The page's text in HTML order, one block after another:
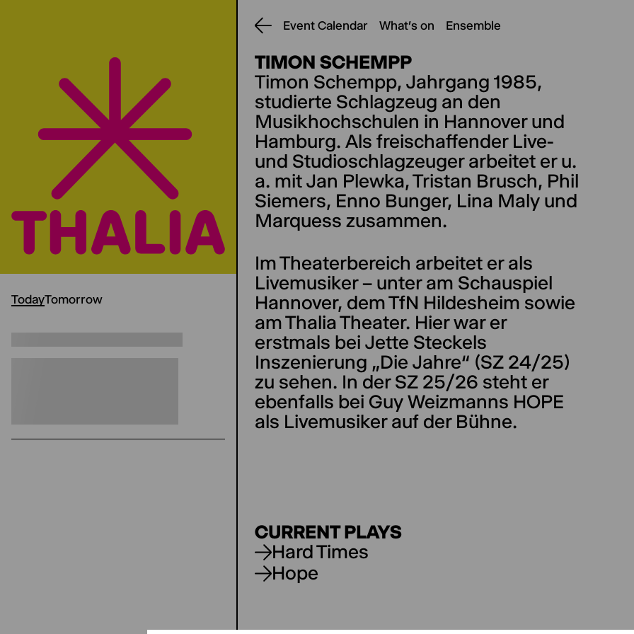
TodayTomorrow
Event Calendar What's on Ensemble
TIMON SCHEMPP
Timon Schempp, Jahrgang 1985,
studierte Schlagzeug an den
Musikhochschulen in Hannover und
Hamburg. Als freischaffender Live-
und Studioschlagzeuger arbeitet er u.
a. mit Jan Plewka, Tristan Brusch, Phil
Siemers, Enno Bunger, Lina Maly und
Marquess zusammen.
Im Theaterbereich arbeitet er als
Livemusiker – unter am Schauspiel
Hannover, dem TfN Hildesheim sowie
am Thalia Theater. Hier war er
erstmals bei Jette Steckels
Inszenierung „Die Jahre“ (SZ 24/25)
zu sehen. In der SZ 25/26 steht er
ebenfalls bei Guy Weizmanns HOPE
als Livemusiker auf der Bühne.
CURRENT PLAYS
Hard Times
Hope